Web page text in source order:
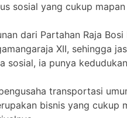
sosial yang cukup
dari Partahan Raja
XII, sehingga
sosial, ia punya
transportasi
bisnis yang cukup